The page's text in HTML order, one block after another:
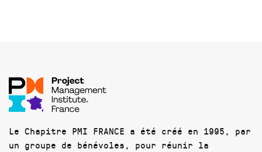
Le Chapitre PMI FRANCE a été créé en 1995, par
un groupe de bénévoles, pour réunir la